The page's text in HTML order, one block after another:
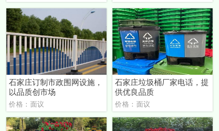
石家庄订制市政围网设施，
以品质创市场
价格：面议
石家庄垃圾桶厂家电话，提
供优良品质
价格：面议